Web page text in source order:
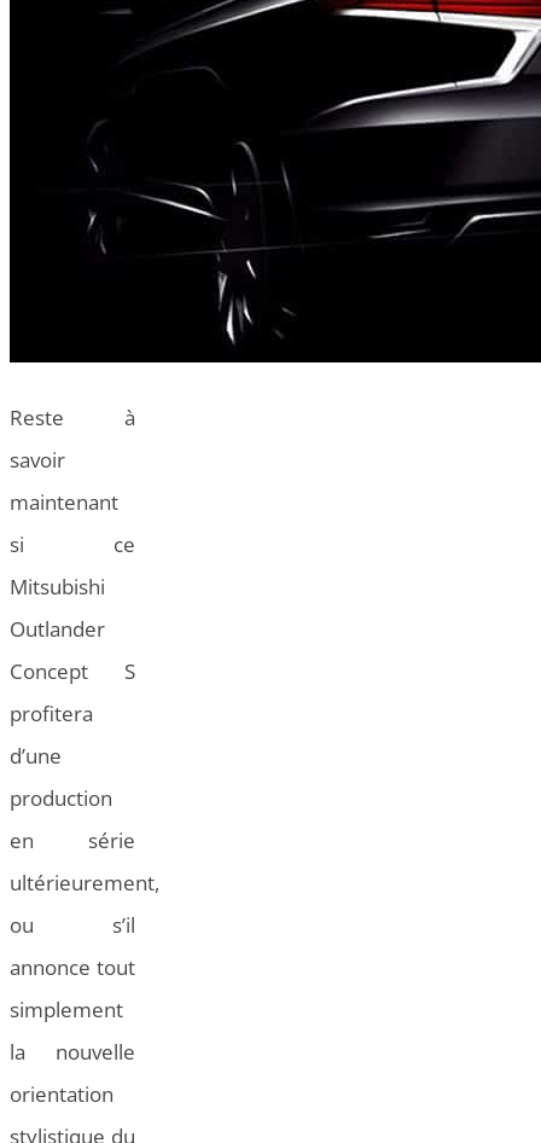
Reste à
savoir
maintenant
si ce
Mitsubishi
Outlander
Concept S
profitera
d’une
production
en série
ultérieurement,
ou s’il
annonce tout
simplement
la nouvelle
orientation
stylistique du